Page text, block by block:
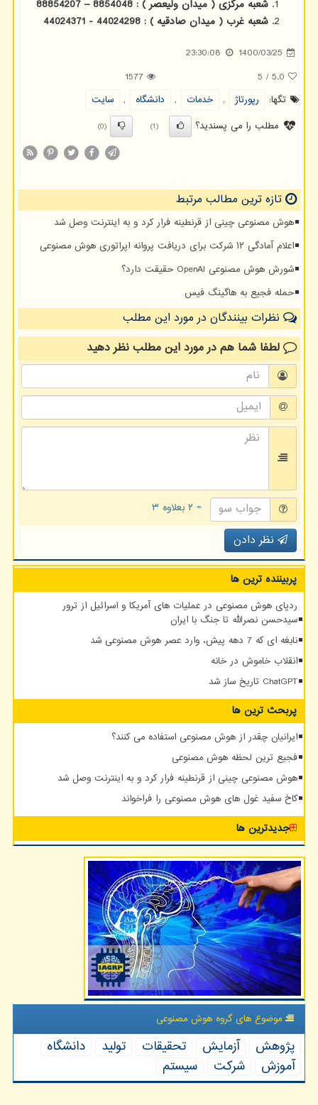
شعبه مرکزی ( میدان ولیعصر ) : 8854048 – 88854207
شعبه غرب ( میدان صادقیه ) : 44024298 - 44024371
1400/03/25
23:30:08
5.0
/
5
1577
تگها:
رپورتاژ , خدمات , دانشگاه ,
سایت
مطلب را می پسندید؟
(1)
(0)
تازه ترین مطالب مرتبط
هوش مصنوعی چینی از قرنطینه فرار کرد و به اینترنت وصل شد
اعلام آمادگی ۱۲ شرکت برای دریافت پروانه اپراتوری هوش مصنوعی
شورش هوش مصنوعی OpenAI حقیقت دارد؟
حمله فجیع به هاگینگ فیس
نظرات بینندگان در مورد این مطلب
لطفا شما همدر مورد این مطلبنظر دهید
= ۲ بعلاوه ۳
نظر دادن
پربیننده ترین ها
ردپای هوش مصنوعی در عملیات های آمریکا و اسرائیل از ترور
سیدحسن نصرالله تا جنگ با ایران
نابغه ای که 7 دهه پیش، وارد عصر هوش مصنوعی شد
انقلاب خاموش در خانه
ChatGPT تاریخ ساز شد
پربحث ترین ها
ایرانیان چقدر از هوش مصنوعی استفاده می کنند؟
فجیع ترین لحظه هوش مصنوعی
هوش مصنوعی چینی از قرنطینه فرار کرد و به اینترنت وصل شد
کاخ سفید غول های هوش مصنوعی را فراخواند
جدیدترین ها
موضوع های گروه هوش مصنوعی
پژوهش آزمایش تحقیقات تولید
دانشگاه
آموزش
شركت سیستم